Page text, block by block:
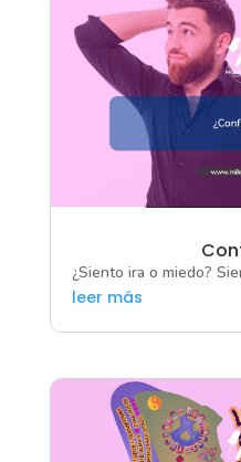
¿Siento ira o miedo?
leer más